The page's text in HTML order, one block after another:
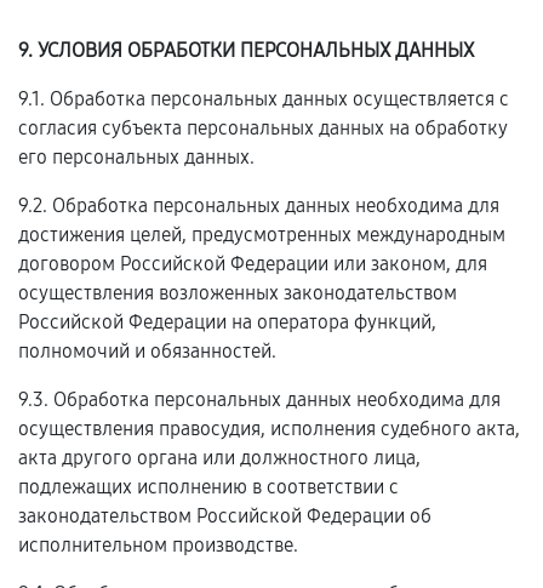
9. УСЛОВИЯ ОБРАБОТКИ ПЕРСОНАЛЬНЫХ ДАННЫХ
9.1. Обработка персональных данных осуществляется с
согласия субъекта персональных данных на обработку
его персональных данных.
9.2. Обработка персональных данных необходима для
достижения целей, предусмотренных международным
договором Российской Федерации или законом, для
осуществления возложенных законодательством
Российской Федерации на оператора функций,
полномочий и обязанностей.
9.3. Обработка персональных данных необходима для
осуществления правосудия, исполнения судебного акта,
акта другого органа или должностного лица,
подлежащих исполнению в соответствии с
законодательством Российской Федерации об
исполнительном производстве.